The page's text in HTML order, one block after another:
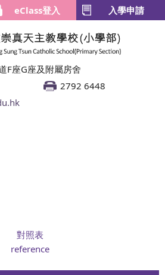
eClass登入 入學申請
F座G座及附屬房舍
2792 6448
對照表
reference